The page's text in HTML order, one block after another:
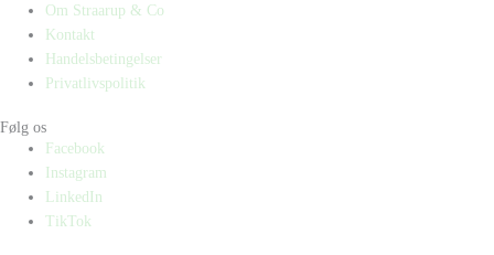
Om Straarup & Co
Kontakt
Handelsbetingelser
Privatlivspolitik
Følg os
Facebook
Instagram
LinkedIn
TikTok